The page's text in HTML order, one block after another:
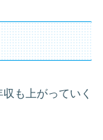
も上がっていく